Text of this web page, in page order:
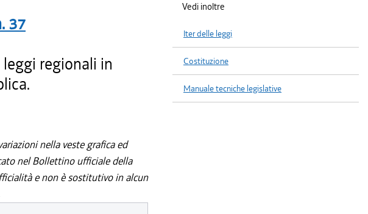
37
regionali in
nella veste grafica ed
nel Bollettino ufficiale della
e non è sostitutivo in alcun
Vedi inoltre
Iter delle leggi
Costituzione
Manuale tecniche legislative